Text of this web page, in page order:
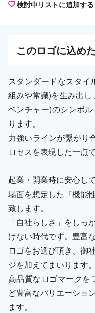
検討中リストに追加する
このロゴに込め
スタンダードなスタイ
組みや常識)を生み出し
ベンチャー)のシンボ
ります。
力強いラインが繋がり
ロセスを表現した一点で
起業・開業時に安心し
場面を想定した『機能
致します。
「自社らしさ」をしっ
けない時代です。豊富
ロゴをお選び頂き、御
ジを加えてまいります。
高品質なロゴマークを
ど豊富なバリエーショ
ます。